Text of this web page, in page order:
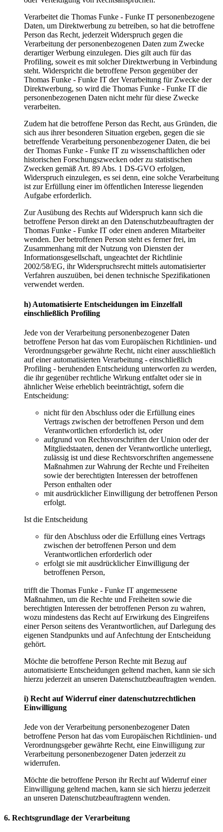
Verarbeitet die Thomas Funke - Funke IT personenbezogene
Daten, um Direktwerbung zu betreiben, so hat die betroffene
Person das Recht, jederzeit Widerspruch gegen die
Verarbeitung der personenbezogenen Daten zum Zwecke
derartiger Werbung einzulegen. Dies gilt auch für das
Profiling, soweit es mit solcher Direktwerbung in Verbindung
steht. Widerspricht die betroffene Person gegenüber der
Thomas Funke - Funke IT der Verarbeitung für Zwecke der
Direktwerbung, so wird die Thomas Funke - Funke IT die
personenbezogenen Daten nicht mehr für diese Zwecke
verarbeiten.
Zudem hat die betroffene Person das Recht, aus Gründen, die
sich aus ihrer besonderen Situation ergeben, gegen die sie
betreffende Verarbeitung personenbezogener Daten, die bei
der Thomas Funke - Funke IT zu wissenschaftlichen oder
historischen Forschungszwecken oder zu statistischen
Zwecken gemäß Art. 89 Abs. 1 DS-GVO erfolgen,
Widerspruch einzulegen, es sei denn, eine solche Verarbeitung
ist zur Erfüllung einer im öffentlichen Interesse liegenden
Aufgabe erforderlich.
Zur Ausübung des Rechts auf Widerspruch kann sich die
betroffene Person direkt an den Datenschutzbeauftragten der
Thomas Funke - Funke IT oder einen anderen Mitarbeiter
wenden. Der betroffenen Person steht es ferner frei, im
Zusammenhang mit der Nutzung von Diensten der
Informationsgesellschaft, ungeachtet der Richtlinie
2002/58/EG, ihr Widerspruchsrecht mittels automatisierter
Verfahren auszuüben, bei denen technische Spezifikationen
verwendet werden.
h) Automatisierte Entscheidungen im Einzelfall
einschließlich Profiling
Jede von der Verarbeitung personenbezogener Daten
betroffene Person hat das vom Europäischen Richtlinien- und
Verordnungsgeber gewährte Recht, nicht einer ausschließlich
auf einer automatisierten Verarbeitung - einschließlich
Profiling - beruhenden Entscheidung unterworfen zu werden,
die ihr gegenüber rechtliche Wirkung entfaltet oder sie in
ähnlicher Weise erheblich beeinträchtigt, sofern die
Entscheidung:
nicht für den Abschluss oder die Erfüllung eines
Vertrags zwischen der betroffenen Person und dem
Verantwortlichen erforderlich ist, oder
aufgrund von Rechtsvorschriften der Union oder der
Mitgliedstaaten, denen der Verantwortliche unterliegt,
zulässig ist und diese Rechtsvorschriften angemessene
Maßnahmen zur Wahrung der Rechte und Freiheiten
sowie der berechtigten Interessen der betroffenen
Person enthalten oder
mit ausdrücklicher Einwilligung der betroffenen Person
erfolgt.
Ist die Entscheidung
für den Abschluss oder die Erfüllung eines Vertrags
zwischen der betroffenen Person und dem
Verantwortlichen erforderlich oder
erfolgt sie mit ausdrücklicher Einwilligung der
betroffenen Person,
trifft die Thomas Funke - Funke IT angemessene
Maßnahmen, um die Rechte und Freiheiten sowie die
berechtigten Interessen der betroffenen Person zu wahren,
wozu mindestens das Recht auf Erwirkung des Eingreifens
einer Person seitens des Verantwortlichen, auf Darlegung des
eigenen Standpunkts und auf Anfechtung der Entscheidung
gehört.
Möchte die betroffene Person Rechte mit Bezug auf
automatisierte Entscheidungen geltend machen, kann sie sich
hierzu jederzeit an unseren Datenschutzbeauftragten wenden.
i) Recht auf Widerruf einer datenschutzrechtlichen
Einwilligung
Jede von der Verarbeitung personenbezogener Daten
betroffene Person hat das vom Europäischen Richtlinien- und
Verordnungsgeber gewährte Recht, eine Einwilligung zur
Verarbeitung personenbezogener Daten jederzeit zu
widerrufen.
Möchte die betroffene Person ihr Recht auf Widerruf einer
Einwilligung geltend machen, kann sie sich hierzu jederzeit
an unseren Datenschutzbeauftragtenn wenden.
6. Rechtsgrundlage der Verarbeitung